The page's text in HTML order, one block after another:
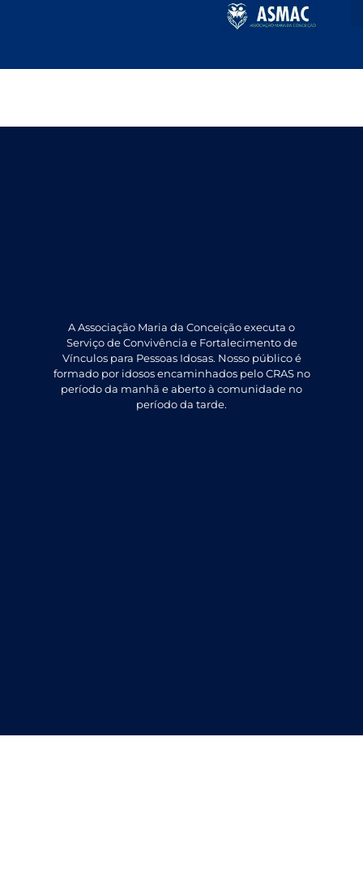
A Associação Maria da Conceição executa o
Serviço de Convivência e Fortalecimento de
Vínculos para Pessoas Idosas. Nosso público é
formado por idosos encaminhados pelo CRAS no
período da manhã e aberto à comunidade no
período da tarde.